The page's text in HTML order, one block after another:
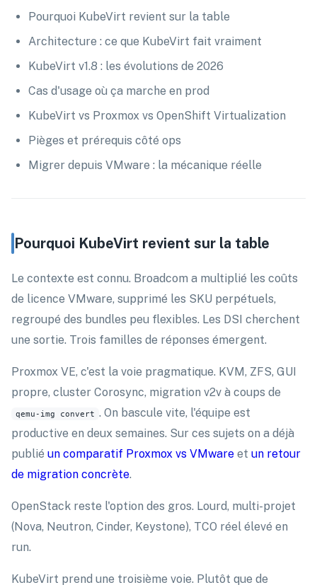
Pourquoi KubeVirt revient sur la table
Architecture : ce que KubeVirt fait vraiment
KubeVirt v1.8 : les évolutions de 2026
Cas d'usage où ça marche en prod
KubeVirt vs Proxmox vs OpenShift Virtualization
Pièges et prérequis côté ops
Migrer depuis VMware : la mécanique réelle
Pourquoi KubeVirt revient sur la table
Le contexte est connu. Broadcom a multiplié les coûts
de licence VMware, supprimé les SKU perpétuels,
regroupé des bundles peu flexibles. Les DSI cherchent
une sortie. Trois familles de réponses émergent.
Proxmox VE, c'est la voie pragmatique. KVM, ZFS, GUI
propre, cluster Corosync, migration v2v à coups de
qemu-img convert . On bascule vite, l'équipe est
productive en deux semaines. Sur ces sujets on a déjà
publié un comparatif Proxmox vs VMware et un retour
de migration concrète.
OpenStack reste l'option des gros. Lourd, multi-projet
(Nova, Neutron, Cinder, Keystone), TCO réel élevé en
run.
KubeVirt prend une troisième voie. Plutôt que de